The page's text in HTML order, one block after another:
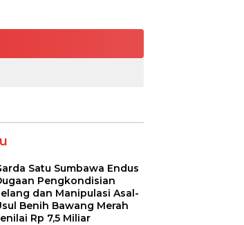
Satu Sumbawa Endus
Pengkondisian
dan Manipulasi Asal-
Benih Bawang Merah
Rp 7,5 Miliar